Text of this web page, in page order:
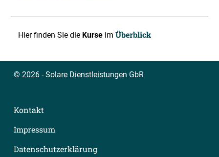
Hier finden Sie die Kurse im Überblick
© 2026 - Solare Dienstleistungen GbR
Kontakt
Impressum
Datenschutzerklärung